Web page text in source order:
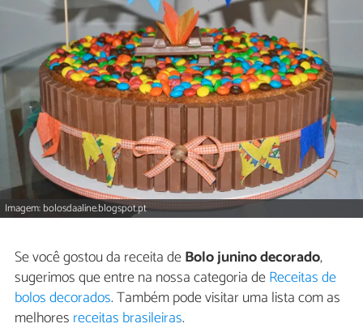
Imagem: bolosdaaline.blogspot.pt
Se você gostou da receita deBolo junino decorado,
sugerimos que entre na nossa categoria deReceitas de
bolos decorados. Também pode visitar uma lista com as
melhores receitas brasileiras.